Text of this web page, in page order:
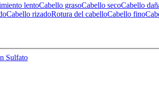
lentoCabello grasoCabello secoCabello
Cabello rizadoRotura del cabelloCabello fino
Sulfato